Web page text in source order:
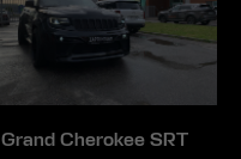
Grand Cherokee SRT